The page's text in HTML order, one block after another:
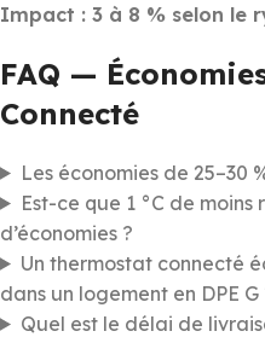
Impact : 3 à 8 % selon le
FAQ —
Connecté
Les économies de 25–30
Est-ce que 1 °C de
d’économies ?
Un thermostat connecté
dans un logement en DPE G
Quel est le délai de